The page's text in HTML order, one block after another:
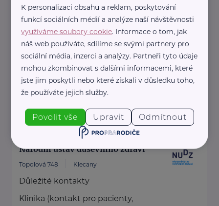
Jiřice 298
Jsem záchranář a lektor první
pomoci s více než 14 letou praxí. S
touhou posunout ...
https://prvnipomoczachranare.webnode.cz/
prvnipomoczachranare@gmail.com
Národní ústav duševního zdraví
Topolová 748 Klecany
Důležité kontakty
Klinika (kontakt pro pacienty,
K personalizaci obsahu a reklam, poskytování
funkcí sociálních médií a analýze naší návštěvnosti
využíváme soubory cookie. Informace o tom, jak
náš web používáte, sdílíme se svými partnery pro
sociální média, inzerci a analýzy. Partneři tyto údaje
mohou zkombinovat s dalšími informacemi, které
jste jim poskytli nebo které získali v důsledku toho,
že používáte jejich služby.
Povolit vše Upravit Odmítnout